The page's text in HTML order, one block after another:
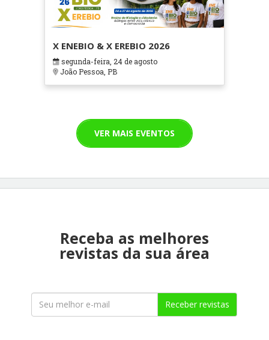
X ENEBIO & X EREBIO 2026
segunda-feira, 24 de agosto
João Pessoa, PB
VER MAIS EVENTOS
Receba as melhores
revistas da sua área
Receber revistas